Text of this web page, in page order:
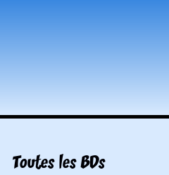
Toutes les BDs